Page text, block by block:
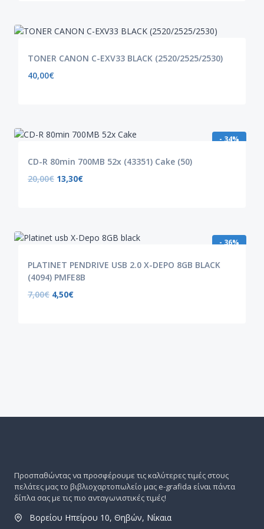
TONER CANON C-EXV33 BLACK (2520/2525/2530)
40,00€
- 34%
CD-R 80min 700MB 52x (43351) Cake (50)
20,00€ 13,30€
- 36%
PLATINET PENDRIVE USB 2.0 X-DEPO 8GB BLACK
(4094) PMFE8B
7,00€ 4,50€
Προσπαθώντας να προσφέρουμε τις καλύτερες τιμές στους
πελάτες μας το βιβλιοχαρτοπωλείο μας e-grafida είναι πάντα
δίπλα σας με τις πιο ανταγωνιστικές τιμές!
Βορείου Ηπείρου 10, Θηβών, Νίκαια